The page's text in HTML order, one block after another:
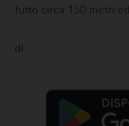
tutto circa 150 metri
di